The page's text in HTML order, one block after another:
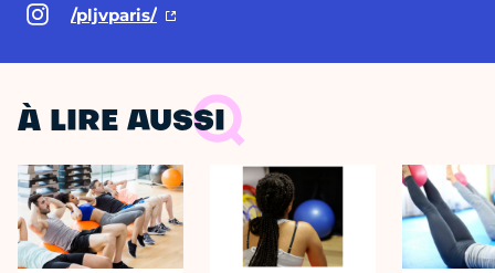
/pljvparis/
À LIRE AUSSI